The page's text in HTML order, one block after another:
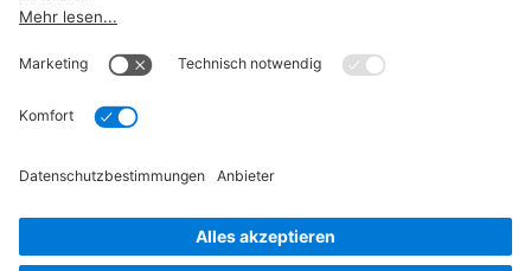
© 2026. Daimler Truck AG. Alle Rechte vorbehalten
Widerrufsbelehrung